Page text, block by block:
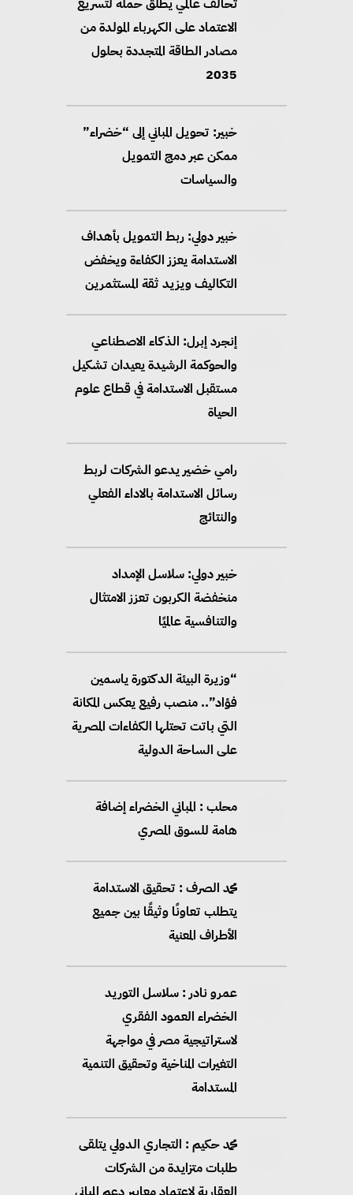
تحالف عالمي يطلق حملة لتسريع
الاعتماد على الكهرباء المولدة من
مصادر الطاقة المتجددة بحلول
2035
خبير: تحويل المباني إلى “خضراء”
ممكن عبر دمج التمويل
والسياسات
خبير دولي: ربط التمويل بأهداف
الاستدامة يعزز الكفاءة ويخفض
التكاليف ويزيد ثقة المستثمرين
إنجرد إبرل: الذكاء الاصطناعي
والحوكمة الرشيدة يعيدان تشكيل
مستقبل الاستدامة في قطاع علوم
الحياة
رامي خضير يدعو الشركات لربط
رسائل الاستدامة بالاداء الفعلي
والنتائج
خبير دولي: سلاسل الإمداد
منخفضة الكربون تعزز الامتثال
والتنافسية عالميًا
“وزيرة البيئة الدكتورة ياسمين
فؤاد”.. منصب رفيع يعكس المكانة
التي باتت تحتلها الكفاءات المصرية
على الساحة الدولية
محلب : المباني الخضراء إضافة
هامة للسوق المصري
محمد الصرف : تحقيق الاستدامة
يتطلب تعاونًا وثيقًا بين جميع
الأطراف المعنية
عمرو نادر : سلاسل التوريد
الخضراء العمود الفقري
لاستراتيجية مصر في مواجهة
التغيرات المناخية وتحقيق التنمية
المستدامة
محمد حكيم : التجاري الدولي يتلقى
طلبات متزايدة من الشركات